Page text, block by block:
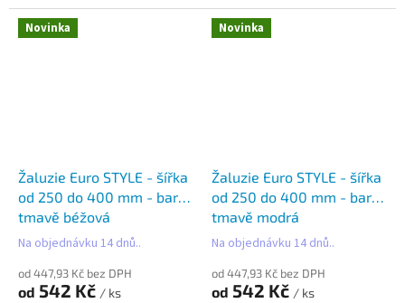
Novinka
Žaluzie Euro STYLE - šířka
od 250 do 400 mm - barva
tmavě béžová
Na objednávku 14 dnů..
od 447,93 Kč bez DPH
od 542 Kč / ks
Novinka
Žaluzie Euro STYLE - šířka
od 250 do 400 mm - barva
tmavě modrá
Na objednávku 14 dnů..
od 447,93 Kč bez DPH
od 542 Kč / ks